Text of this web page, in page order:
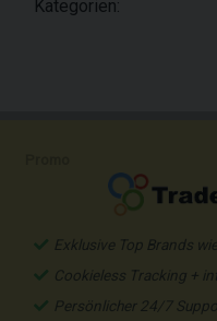
Kategorien:
Exklusive Top Brands
Cookieless Tracking +
Persönlicher 24/7